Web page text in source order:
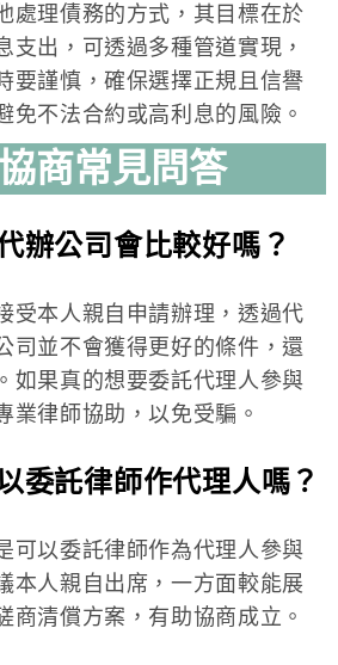
處理債務的方式，其目標在於
支出，可透過多種管道實現，
要謹慎，確保選擇正規且信譽
免不法合約或高利息的風險。
商常見問答
辦公司會比較好嗎？
受本人親自申請辦理，透過代
司並不會獲得更好的條件，還
如果真的想要委託代理人參與
業律師協助，以免受騙。
委託律師作代理人嗎？
可以委託律師作為代理人參與
本人親自出席，一方面較能展
商清償方案，有助協商成立。